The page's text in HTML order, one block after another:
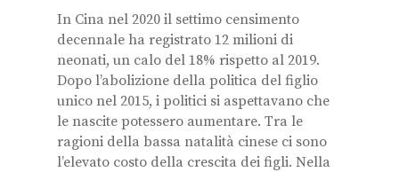
In Cina nel 2020 il settimo censimento
decennale ha registrato 12 milioni di
neonati, un calo del 18% rispetto al 2019.
Dopo l’abolizione della politica del figlio
unico nel 2015, i politici si aspettavano che
le nascite potessero aumentare. Tra le
ragioni della bassa natalità cinese ci sono
l’elevato costo della crescita dei figli. Nella